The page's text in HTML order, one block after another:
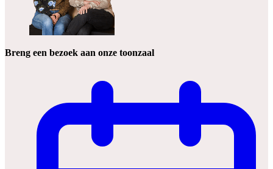
Breng een bezoek aan onze toonzaal